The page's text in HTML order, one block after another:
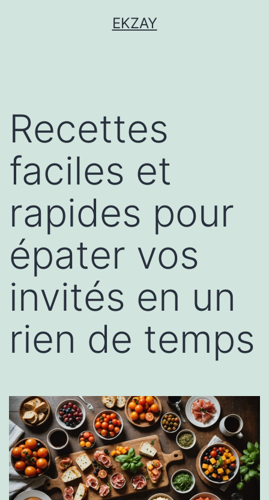
EKZAY
Recettes
faciles et
rapides pour
épater vos
invités en un
rien de temps